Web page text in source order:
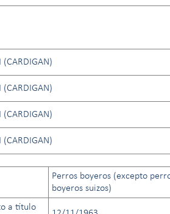
(CARDIGAN)
(CARDIGAN)
(CARDIGAN)
(CARDIGAN)
Perros boyeros (excepto
boyeros suizos)
a título